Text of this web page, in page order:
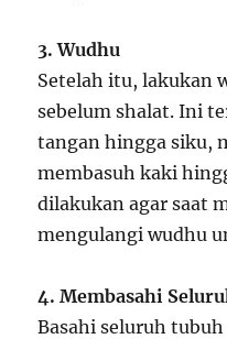
3. Wudhu
Setelah itu, lakukan
sebelum shalat. Ini
tangan hingga siku,
membasuh kaki
dilakukan agar saat
mengulangi wudhu
4. Membasahi
Basahi seluruh